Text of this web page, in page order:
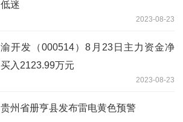
低迷
2023-08-23
渝开发（000514）8月23日主力资金净
买入2123.99万元
2023-08-23
贵州省册亨县发布雷电黄色预警